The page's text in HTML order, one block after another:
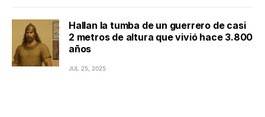
Hallan la tumba de un guerrero de casi
2 metros de altura que vivió hace 3.800
años
JUL 25, 2025